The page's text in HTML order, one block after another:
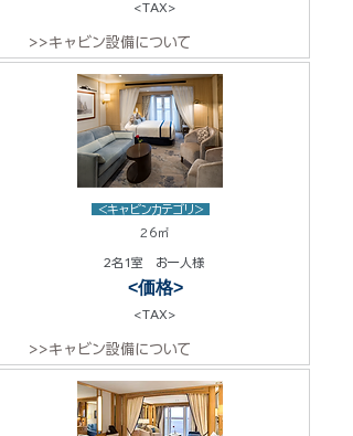
<TAX>
>>キャビン設備について
<キャビンカテゴリ>
26㎡
2名1室 お一人様
<価格>
<TAX>
>>キャビン設備について